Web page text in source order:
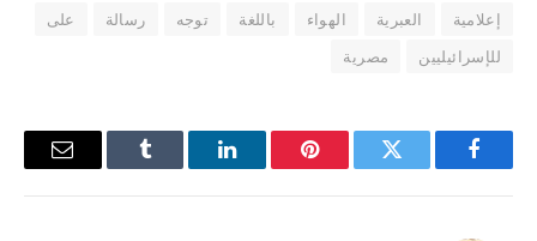
إعلامية العبرية الهواء باللغة توجه رسالة
على
للإسرائيليين
مصرية
فيسبوك تويتر بينتيريستلينكدإن Tumblr
البريد